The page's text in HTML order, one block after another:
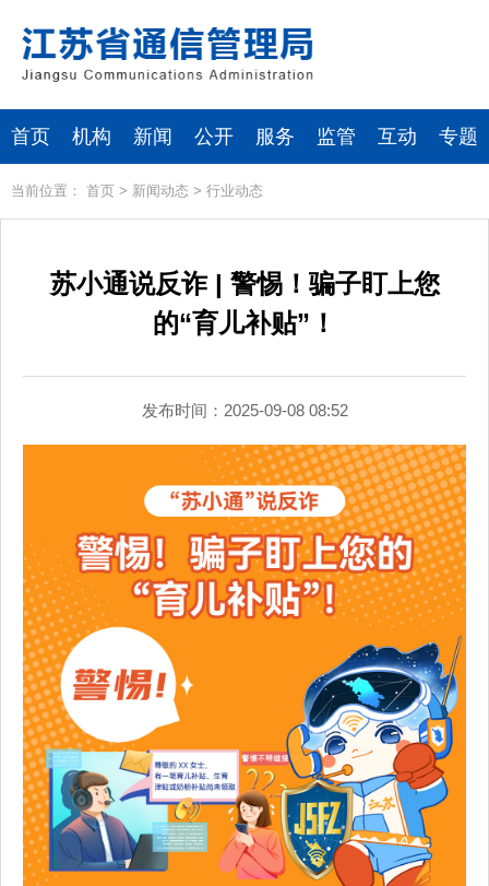
首页 机构 新闻 公开 服务 监管 互动 专题
当前位置： 首页 > 新闻动态 > 行业动态
苏小通说反诈 | 警惕！骗子盯上您
的“育儿补贴”！
发布时间：2025-09-08 08:52